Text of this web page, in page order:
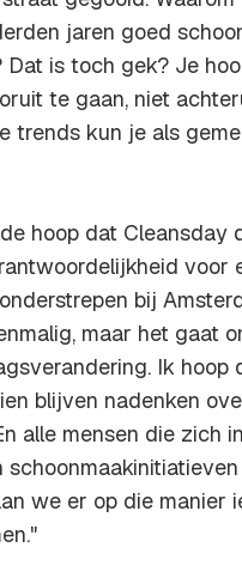
jaren goed
Dat is toch gek? Je
te gaan, niet
trends kun je als
hoop dat Cleansday
voor
bij
maar het gaat
Ik hoop
blijven nadenken
alle mensen die zich
we er op die manier